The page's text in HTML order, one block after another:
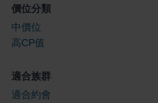
價位分類
中價位
高CP值
適合族群
適合約會